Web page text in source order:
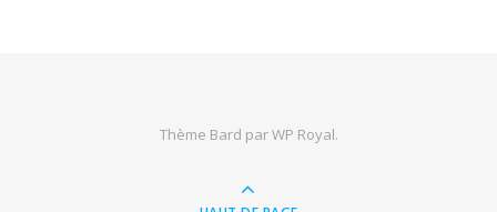
Thème Bard parWP Royal.